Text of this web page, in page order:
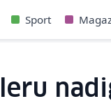
Sport